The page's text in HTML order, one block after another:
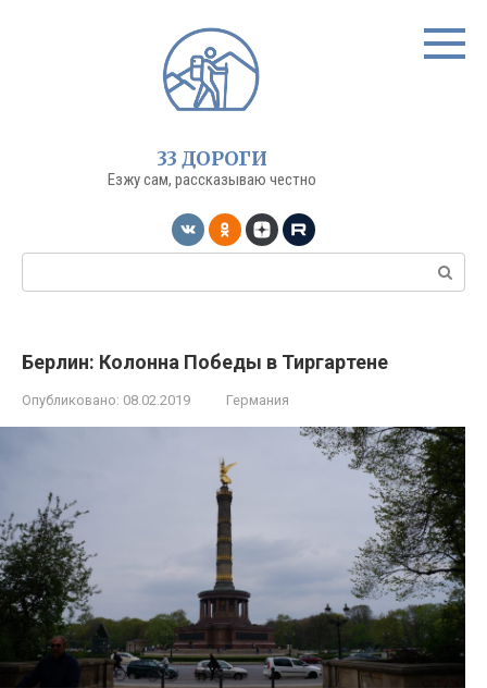
33 ДОРОГИ
Езжу сам, рассказываю честно
Поиск:
Берлин: Колонна Победы в Тиргартене
Опубликовано: 08.02.2019 Германия